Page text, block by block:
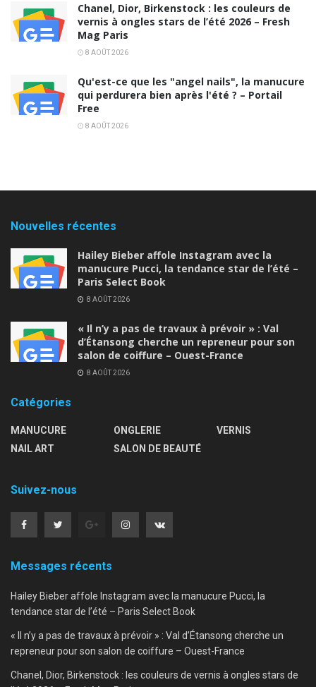
Chanel, Dior, Birkenstock : les couleurs de
vernis à ongles stars de l’été 2026 – Fresh
Mag Paris
8 AOÛT 2026
Qu'est-ce que les "angel nails", la manucure
qui perdurera bien après l'été ? – Portail
Free
8 AOÛT 2026
Nouvelles récentes
Hailey Bieber affole Instagram avec la
manucure Pucci, la tendance star de l’été –
Paris Select Book
8 AOÛT 2026
« Il n’y a pas de travaux à prévoir » : Val
d’Étansong cherche un repreneur pour son
salon de coiffure – Ouest-France
8 AOÛT 2026
Catégories
MANUCURE
NAIL ART
ONGLERIE
SALON DE BEAUTÉ
VERNIS
Suivez-nous
Messages récents
Hailey Bieber affole Instagram avec la manucure Pucci, la
tendance star de l’été – Paris Select Book
« Il n’y a pas de travaux à prévoir » : Val d’Étansong cherche un
repreneur pour son salon de coiffure – Ouest-France
Chanel, Dior, Birkenstock : les couleurs de vernis à ongles stars de